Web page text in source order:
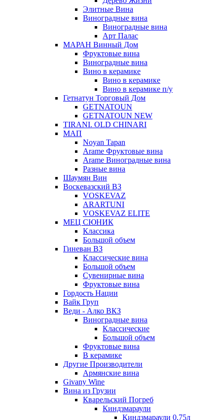
Элитные Вина
Виноградные вина
Виноградные вина
Арт Палас
МАРАН Винный Дом
Фруктовые вина
Виноградные вина
Вино в керамике
Вино в керамике
Вино в керамике п/у
Гетнатун Торговый Дом
GETNATOUN
GETNATOUN NEW
TIRANI. OLD CHINARI
МАП
Noyan Tapan
Arame Фруктовые вина
Arame Виноградные вина
Разные вина
Шаумян Вин
Воскевазский ВЗ
VOSKEVAZ
ARARTUNI
VOSKEVAZ ELITE
МЕЦ СЮНИК
Классика
Большой объем
Гиневан ВЗ
Классические вина
Большой объем
Сувенирные вина
Фруктовые вина
Гордость Нации
Вайк Груп
Веди - Алко ВКЗ
Виноградные вина
Классические
Большой объем
Фруктовые вина
В керамике
Другие Производители
Армянские вина
Givany Wine
Вина из Грузии
Кварельский Погреб
Киндзмараули
Киндзмараули 0,75л